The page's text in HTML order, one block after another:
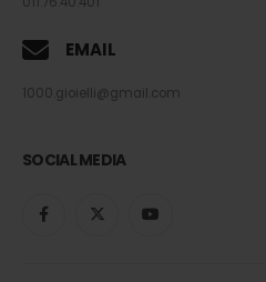
EMAIL
1000.gioielli@gmail.com
SOCIAL MEDIA